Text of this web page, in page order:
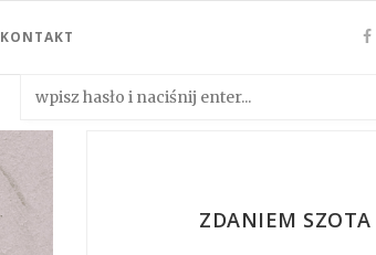
KONTAKT
ZDANIEM SZOTA